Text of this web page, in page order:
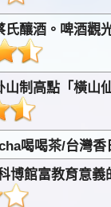
氏釀酒。啤酒
山制高點「橫山
喝喝茶/台灣
博館富教育意義